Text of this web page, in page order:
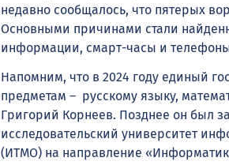
недавно сообщалось, что пятерых
Основными причинами стали
информации, смарт-часы и
Напомним, что в 2024 году единый
предметам – русскому языку,
Григорий Корнеев. Позднее он был
исследовательский университет
(ИТМО) на направление